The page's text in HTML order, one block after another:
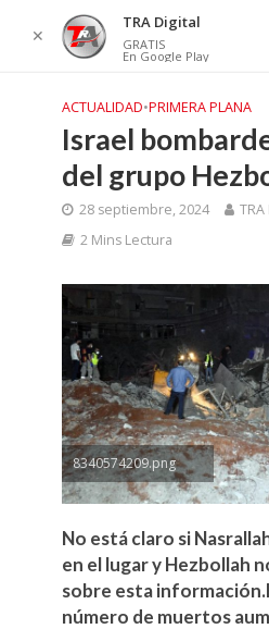
ACTUALIDAD•PRIMERA PLANA
Israel
del grupo
28 septiembre, 2024
2 Mins Lectura
8340574209.png
No está claro si
en el lugar y Hezbollah
sobre esta
número de muertos
✕
TRA Digital
GRATIS
En Google Play